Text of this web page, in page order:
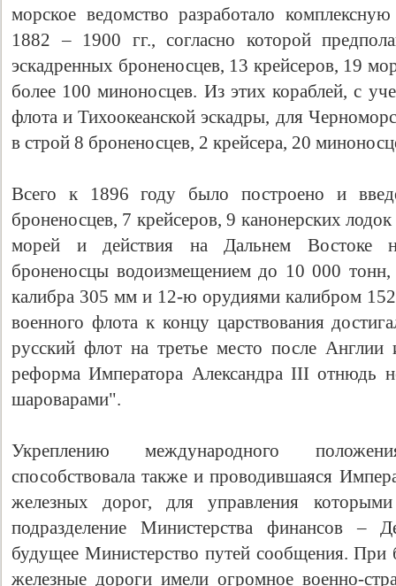
морское ведомство разработало
1882 – 1900 гг., согласно которой
эскадренных броненосцев, 13 крейсеров, 19
более 100 миноносцев. Из этих кораблей, с
флота и Тихоокеанской эскадры, для
в строй 8 броненосцев, 2 крейсера, 20
Всего к 1896 году было построено и
броненосцев, 7 крейсеров, 9 канонерских
морей и действия на Дальнем Востоке
броненосцы водоизмещением до 10 000
калибра 305 мм и 12-ю орудиями калибром
военного флота к концу царствования
русский флот на третье место после
реформа Императора Александра III отнюдь
шароварами".
Укреплению международного
способствовала также и проводившаяся
железных дорог, для управления
подразделение Министерства финансов –
будущее Министерство путей сообщения. При
железные дороги имели огромное военно-